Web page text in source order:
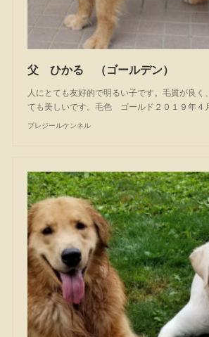
父 ひかる （ゴールデン）
人にとても友好的で明るい子です。毛質が良く
ても美しいです。毛色 ゴールド２０１９年４
プレジールケンネル